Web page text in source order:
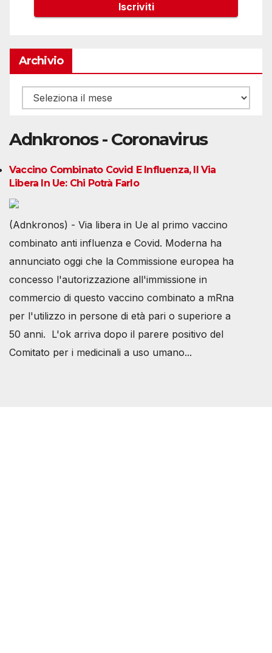
Archivio
Archivio
Adnkronos - Coronavirus
Vaccino Combinato Covid E Influenza, Il Via
Libera In Ue: Chi Potrà Farlo
(Adnkronos) - Via libera in Ue al primo vaccino
combinato anti influenza e Covid. Moderna ha
annunciato oggi che la Commissione europea ha
concesso l'autorizzazione all'immissione in
commercio di questo vaccino combinato a mRna
per l'utilizzo in persone di età pari o superiore a
50 anni. L'ok arriva dopo il parere positivo del
Comitato per i medicinali a uso umano...